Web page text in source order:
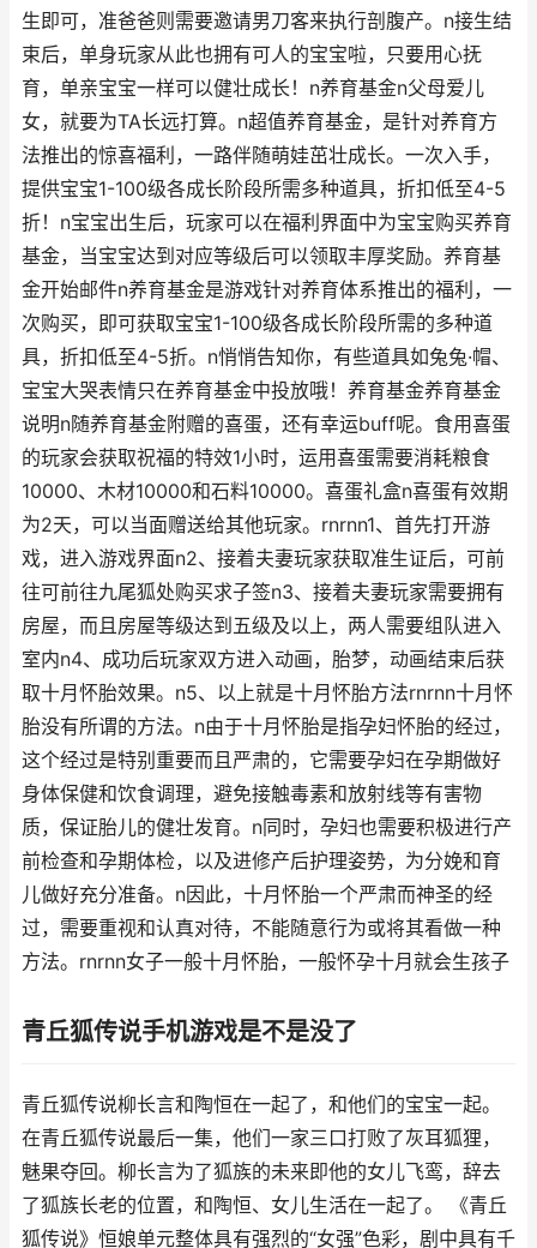
生即可，准爸爸则需要邀请男刀客来执行剖腹产。n接生结
束后，单身玩家从此也拥有可人的宝宝啦，只要用心抚
育，单亲宝宝一样可以健壮成长！n养育基金n父母爱儿
女，就要为TA长远打算。n超值养育基金，是针对养育方
法推出的惊喜福利，一路伴随萌娃茁壮成长。一次入手，
提供宝宝1-100级各成长阶段所需多种道具，折扣低至4-5
折！n宝宝出生后，玩家可以在福利界面中为宝宝购买养育
基金，当宝宝达到对应等级后可以领取丰厚奖励。养育基
金开始邮件n养育基金是游戏针对养育体系推出的福利，一
次购买，即可获取宝宝1-100级各成长阶段所需的多种道
具，折扣低至4-5折。n悄悄告知你，有些道具如兔兔·帽、
宝宝大哭表情只在养育基金中投放哦！养育基金养育基金
说明n随养育基金附赠的喜蛋，还有幸运buff呢。食用喜蛋
的玩家会获取祝福的特效1小时，运用喜蛋需要消耗粮食
10000、木材10000和石料10000。喜蛋礼盒n喜蛋有效期
为2天，可以当面赠送给其他玩家。rnrnn1、首先打开游
戏，进入游戏界面n2、接着夫妻玩家获取准生证后，可前
往可前往九尾狐处购买求子签n3、接着夫妻玩家需要拥有
房屋，而且房屋等级达到五级及以上，两人需要组队进入
室内n4、成功后玩家双方进入动画，胎梦，动画结束后获
取十月怀胎效果。n5、以上就是十月怀胎方法rnrnn十月怀
胎没有所谓的方法。n由于十月怀胎是指孕妇怀胎的经过，
这个经过是特别重要而且严肃的，它需要孕妇在孕期做好
身体保健和饮食调理，避免接触毒素和放射线等有害物
质，保证胎儿的健壮发育。n同时，孕妇也需要积极进行产
前检查和孕期体检，以及进修产后护理姿势，为分娩和育
儿做好充分准备。n因此，十月怀胎一个严肃而神圣的经
过，需要重视和认真对待，不能随意行为或将其看做一种
方法。rnrnn女子一般十月怀胎，一般怀孕十月就会生孩子
青丘狐传说手机游戏是不是没了
青丘狐传说柳长言和陶恒在一起了，和他们的宝宝一起。
在青丘狐传说最后一集，他们一家三口打败了灰耳狐狸，
魅果夺回。柳长言为了狐族的未来即他的女儿飞鸾，辞去
了狐族长老的位置，和陶恒、女儿生活在一起了。 《青丘
狐传说》恒娘单元整体具有强烈的“女强”色彩，剧中具有千